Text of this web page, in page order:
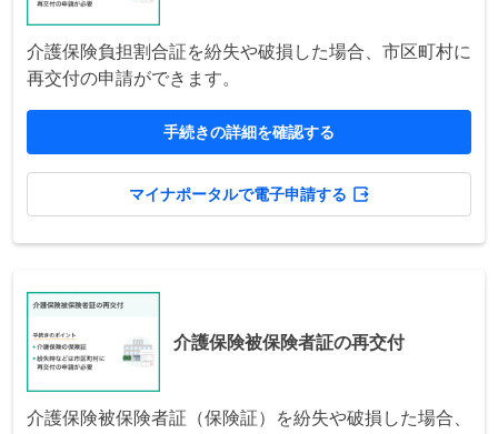
介護保険負担割合証を紛失や破損した場合、市区町村に
再交付の申請ができます。
手続きの詳細を確認する
マイナポータルで電子申請する
介護保険被保険者証の再交付
介護保険被保険者証（保険証）を紛失や破損した場合、